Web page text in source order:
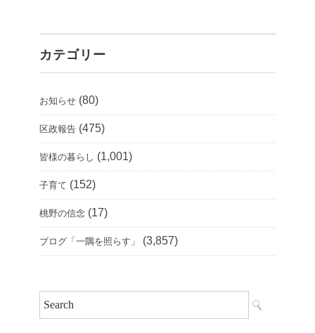
カテゴリー
お知らせ (80)
区政報告 (475)
皆様の暮らし (1,001)
子育て (152)
桃野の信念 (17)
ブログ「一隅を照らす」 (3,857)